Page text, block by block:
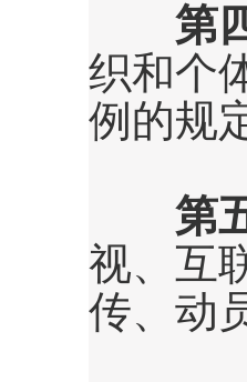
第
织和个
例的规
第
视、互
传、动